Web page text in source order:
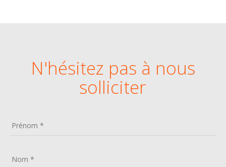
N'hésitez pas à nous
solliciter